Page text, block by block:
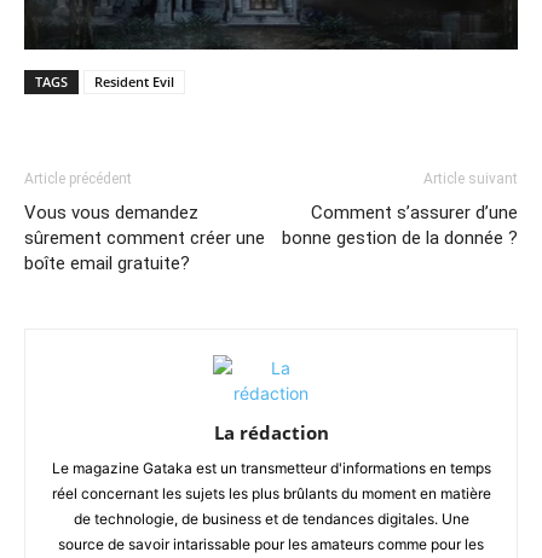
TAGS Resident Evil
Article précédent
Vous vous demandez
sûrement comment créer une
boîte email gratuite?
Article suivant
Comment s’assurer d’une
bonne gestion de la donnée ?
La rédaction
Le magazine Gataka est un transmetteur d'informations en temps
réel concernant les sujets les plus brûlants du moment en matière
de technologie, de business et de tendances digitales. Une
source de savoir intarissable pour les amateurs comme pour les